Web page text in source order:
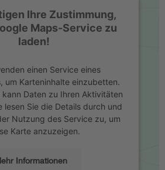
Ihre Zustimmung,
Maps-Service zu
laden!
einen Service eines
um Karteninhalte einzubetten.
kann Daten zu Ihren Aktivitäten
lesen Sie die Details durch und
Nutzung des Service zu, um
Karte anzuzeigen.
Informationen